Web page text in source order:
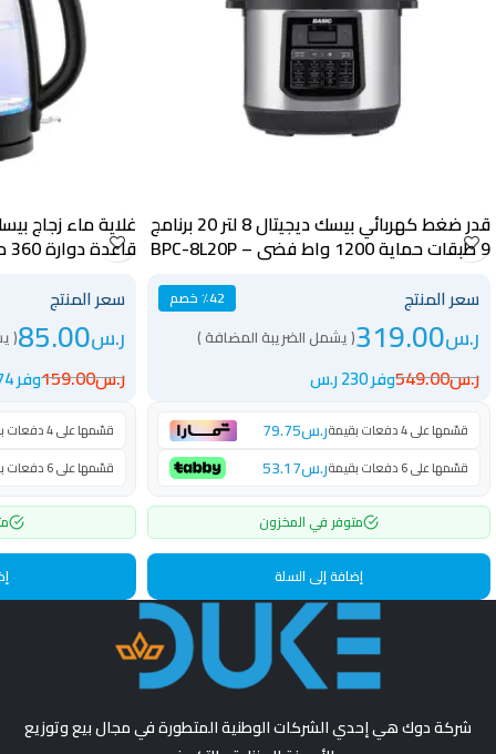
قدر ضغط كهربائي بيسك ديجيتال 8 لتر 20 برنامج
9 طبقات حماية 1200 واط فضي – BPC-8L20P
سعر المنتج ٪42 خصم
ر.س319.00( يشمل الضريبة المضافة )
ر.س549.00وفر 230 ر.س
قسّمها على 4 دفعات بقيمة ر.س79.75
قسّمها على 6 دفعات بقيمة ر.س53.17
متوفر في المخزون
إضافة إلى السلة
قاعدة دوارة 360 درجة – BK-17G
سعر المنتج
ر.س85.00
(
ر.س159.00وفر 74 ر.س
قسّمها على 4 دفعات بقيمة
قسّمها على 6 دفعات بقيمة
شركة دوك هي إحدي الشركات الوطنية المتطورة في مجال بيع وتوزيع